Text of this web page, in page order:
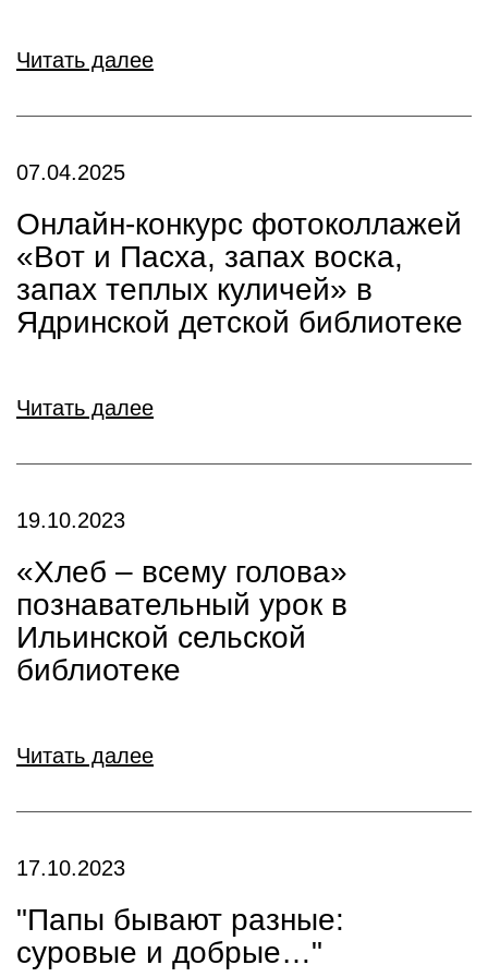
Читать далее
07.04.2025
Онлайн-конкурс фотоколлажей
«Вот и Пасха, запах воска,
запах теплых куличей» в
Ядринской детской библиотеке
Читать далее
19.10.2023
«Хлеб – всему голова»
познавательный урок в
Ильинской сельской
библиотеке
Читать далее
17.10.2023
"Папы бывают разные:
суровые и добрые…"